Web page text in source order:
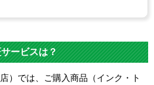
ービスは？
）では、ご購入商品（インク・ト